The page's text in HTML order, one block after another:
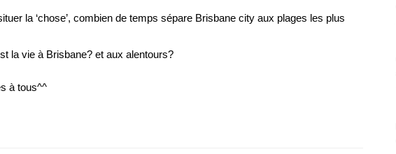
la ‘chose’, combien de temps sépare Brisbane city aux plages les plus
la vie à Brisbane? et aux alentours?
à tous^^